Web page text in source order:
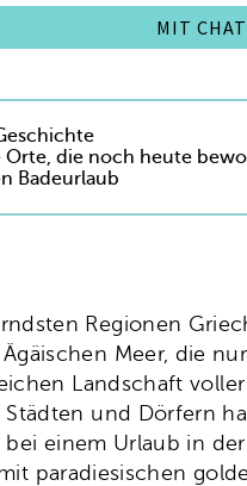
MIT
Orte, die noch heute
Badeurlaub
Regionen
Meer, die
Landschaft
und Dörfern
einem Urlaub in
paradiesischen